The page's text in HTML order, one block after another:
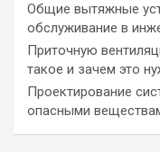
Общие вытяжные
обслуживание в
Приточную
такое и зачем это
Проектирование
опасными